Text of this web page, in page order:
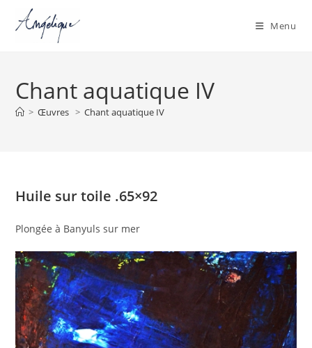
content
Menu
Chant aquatique IV
> Œuvres > Chant aquatique IV
Huile sur toile .65×92
Plongée à Banyuls sur mer